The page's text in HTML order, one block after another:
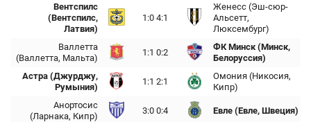
Вентспилс
(Вентспилс,
Латвия)
1:0 4:1
Женесс (Эш-сюр-
Альсетт,
Люксембург)
Валлетта
(Валлетта, Мальта)
1:1 0:2
ФК Минск (Минск,
Белоруссия)
Астра (Джурджу,
Румыния)
1:1 2:1
Омония (Никосия,
Кипр)
Анортосис
(Ларнака, Кипр)
3:0 0:4 Евле (Евле, Швеция)